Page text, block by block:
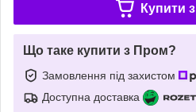
Купити з
Що таке купити з Пром?
Замовлення під захистом
Доступна доставка